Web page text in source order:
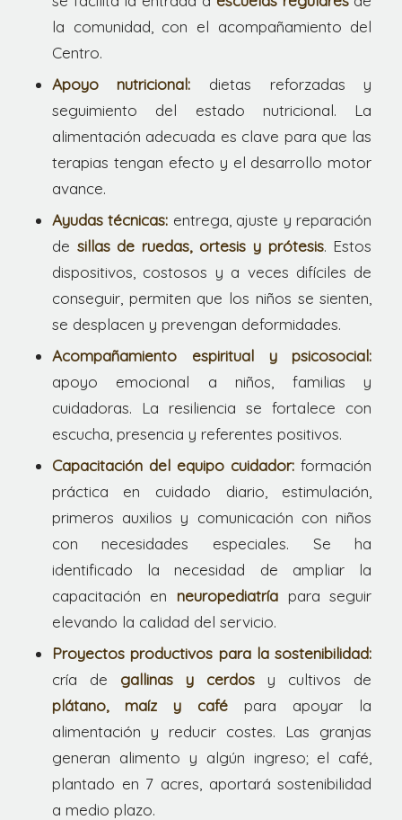
la comunidad, con el acompañamiento del
Centro.
Apoyo nutricional: dietas reforzadas y
seguimiento del estado nutricional. La
alimentación adecuada es clave para que las
terapias tengan efecto y el desarrollo motor
avance.
Ayudas técnicas: entrega, ajuste y reparación
de sillas de ruedas, ortesis y prótesis. Estos
dispositivos, costosos y a veces difíciles de
conseguir, permiten que los niños se sienten,
se desplacen y prevengan deformidades.
Acompañamiento espiritual y psicosocial:
apoyo emocional a niños, familias y
cuidadoras. La resiliencia se fortalece con
escucha, presencia y referentes positivos.
Capacitación del equipo cuidador: formación
práctica en cuidado diario, estimulación,
primeros auxilios y comunicación con niños
con necesidades especiales. Se ha
identificado la necesidad de ampliar la
capacitación enneuropediatría para seguir
elevando la calidad del servicio.
Proyectos productivos para la sostenibilidad:
cría de gallinas y cerdos y cultivos de
plátano, maíz y café para apoyar la
alimentación y reducir costes. Las granjas
generan alimento y algún ingreso; el café,
plantado en 7 acres, aportará sostenibilidad
a medio plazo.